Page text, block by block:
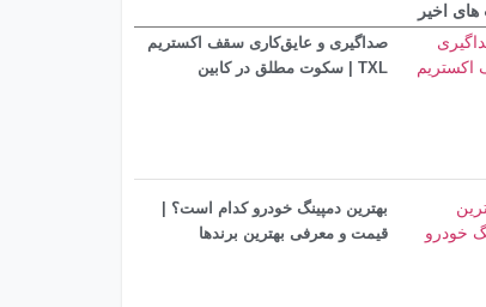
اخیر
صداگیری و عایق‌کاری سقف اکستریم
TXL | سکوت مطلق در کابین
بهترین دمپینگ خودرو کدام است؟ |
قیمت و معرفی بهترین برندها